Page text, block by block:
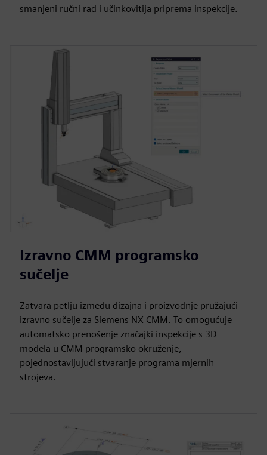
smanjeni ručni rad i učinkovitija priprema inspekcije.
Izravno CMM programsko
sučelje
Zatvara petlju između dizajna i proizvodnje pružajući
izravno sučelje za Siemens NX CMM. To omogućuje
automatsko prenošenje značajki inspekcije s 3D
modela u CMM programsko okruženje,
pojednostavljujući stvaranje programa mjernih
strojeva.